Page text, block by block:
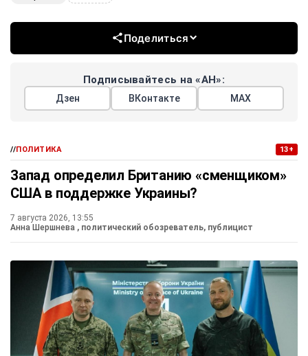
Поделиться
Подписывайтесь на «АН»:
Дзен ВКонтакте МАХ
//ПОЛИТИКА 13+
Запад определил Британию «сменщиком»
США в поддержке Украины?
7 августа 2026, 13:55
Анна Шершнева , политический обозреватель, публицист